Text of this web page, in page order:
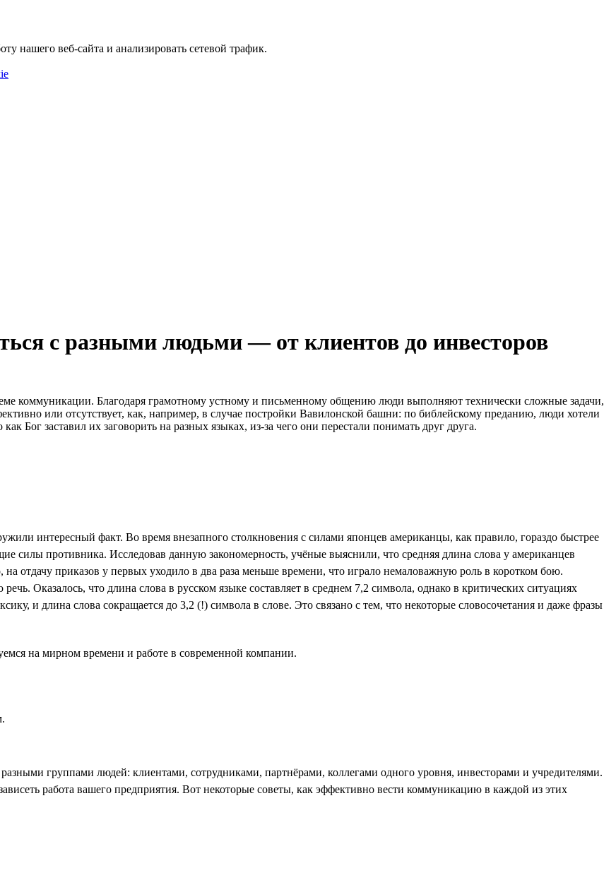
нашего веб-сайта и анализировать сетевой трафик.
с разными людьми — от клиентов до инвесторов
коммуникации. Благодаря грамотному устному и письменному общению люди выполняют технически сложные задачи,
или отсутствует, как, например, в случае постройки Вавилонской башни: по библейскому преданию, люди хотели
Бог заставил их заговорить на разных языках, из-за чего они перестали понимать друг друга.
интересный факт. Во время внезапного столкновения с силами японцев американцы, как правило, гораздо быстрее
силы противника. Исследовав данную закономерность, учёные выяснили, что средняя длина слова у американцев
отдачу приказов у первых уходило в два раза меньше времени, что играло немаловажную роль в коротком бою.
Оказалось, что длина слова в русском языке составляет в среднем 7,2 символа, однако в критических ситуациях
и длина слова сокращается до 3,2 (!) символа в слове. Это связано с тем, что некоторые словосочетания и даже фразы
на мирном времени и работе в современной компании.
группами людей: клиентами, сотрудниками, партнёрами, коллегами одного уровня, инвесторами и учредителями.
работа вашего предприятия. Вот некоторые советы, как эффективно вести коммуникацию в каждой из этих